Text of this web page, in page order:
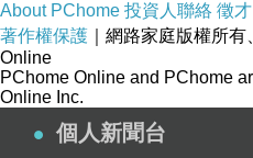
About PChome 投資人聯絡 徵才
著作權保護 ｜網路家庭版權所
Online
PChome Online and PChome
Online Inc.
個人新聞台